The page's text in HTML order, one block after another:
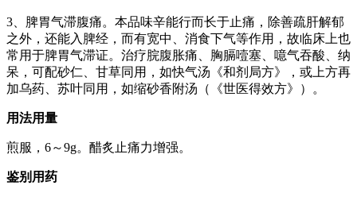
3、脾胃气滞腹痛。本品味辛能行而长于止痛，除善疏肝解郁
之外，还能入脾经，而有宽中、消食下气等作用，故临床上也
常用于脾胃气滞证。治疗脘腹胀痛、胸膈噎塞、噫气吞酸、纳
呆，可配砂仁、甘草同用，如快气汤《和剂局方》，或上方再
加乌药、苏叶同用，如缩砂香附汤（《世医得效方》）。
用法用量
煎服，6～9g。醋炙止痛力增强。
鉴别用药